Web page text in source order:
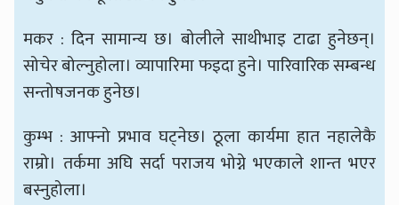
मकर : दिन सामान्य छ। बोलीले साथीभाइ टाढा हुनेछन्।
सोचेर बोल्नुहोला। व्यापारिमा फइदा हुने। पारिवारिक सम्बन्ध
सन्तोषजनक हुनेछ।
कुम्भ : आफ्नो प्रभाव घट्नेछ। ठूला कार्यमा हात नहालेकै
राम्रो। तर्कमा अघि सर्दा पराजय भोग्ने भएकाले शान्त भएर
बस्नुहोला।